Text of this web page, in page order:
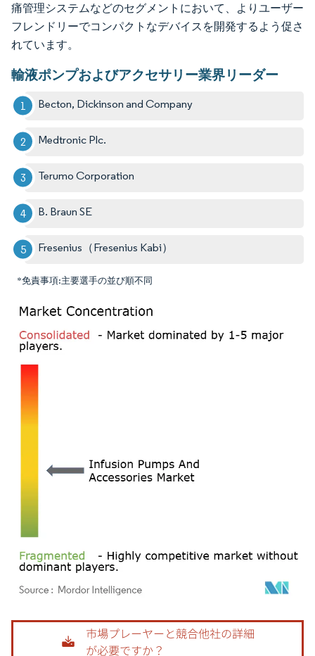
痛管理システムなどのセグメントにおいて、よりユーザー
フレンドリーでコンパクトなデバイスを開発するよう促さ
れています。
輸液ポンプおよびアクセサリー業界リーダー
Becton, Dickinson and Company
Medtronic Plc.
Terumo Corporation
B. Braun SE
Fresenius（Fresenius Kabi）
*免責事項:主要選手の並び順不同
画像 © Mordor Intelligence。再利用にはCC BY 4.0の表示が必要です。